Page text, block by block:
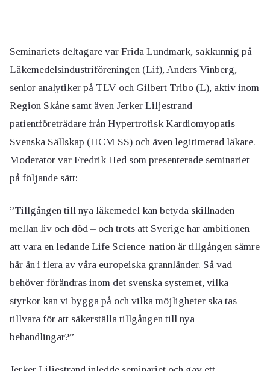
Seminariets deltagare var Frida Lundmark, sakkunnig på
Läkemedelsindustriföreningen (Lif), Anders Vinberg,
senior analytiker på TLV och Gilbert Tribo (L), aktiv inom
Region Skåne samt även Jerker Liljestrand
patientföreträdare från Hypertrofisk Kardiomyopatis
Svenska Sällskap (HCM SS) och även legitimerad läkare.
Moderator var Fredrik Hed som presenterade seminariet
på följande sätt:
”Tillgången till nya läkemedel kan betyda skillnaden
mellan liv och död – och trots att Sverige har ambitionen
att vara en ledande Life Science-nation är tillgången sämre
här än i flera av våra europeiska grannländer. Så vad
behöver förändras inom det svenska systemet, vilka
styrkor kan vi bygga på och vilka möjligheter ska tas
tillvara för att säkerställa tillgången till nya
behandlingar?”